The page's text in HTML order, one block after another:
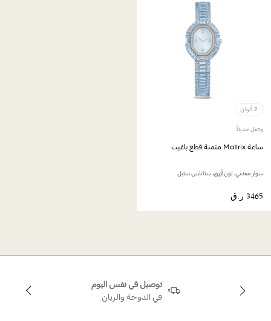
2 ألوان
وصل حديثاً
ساعة Matrix مثمنة قطع باغيت
سوار معدني، لون أزرق، ستانلس ستيل
توصيل في نفس اليوم
في الدوحة والريان